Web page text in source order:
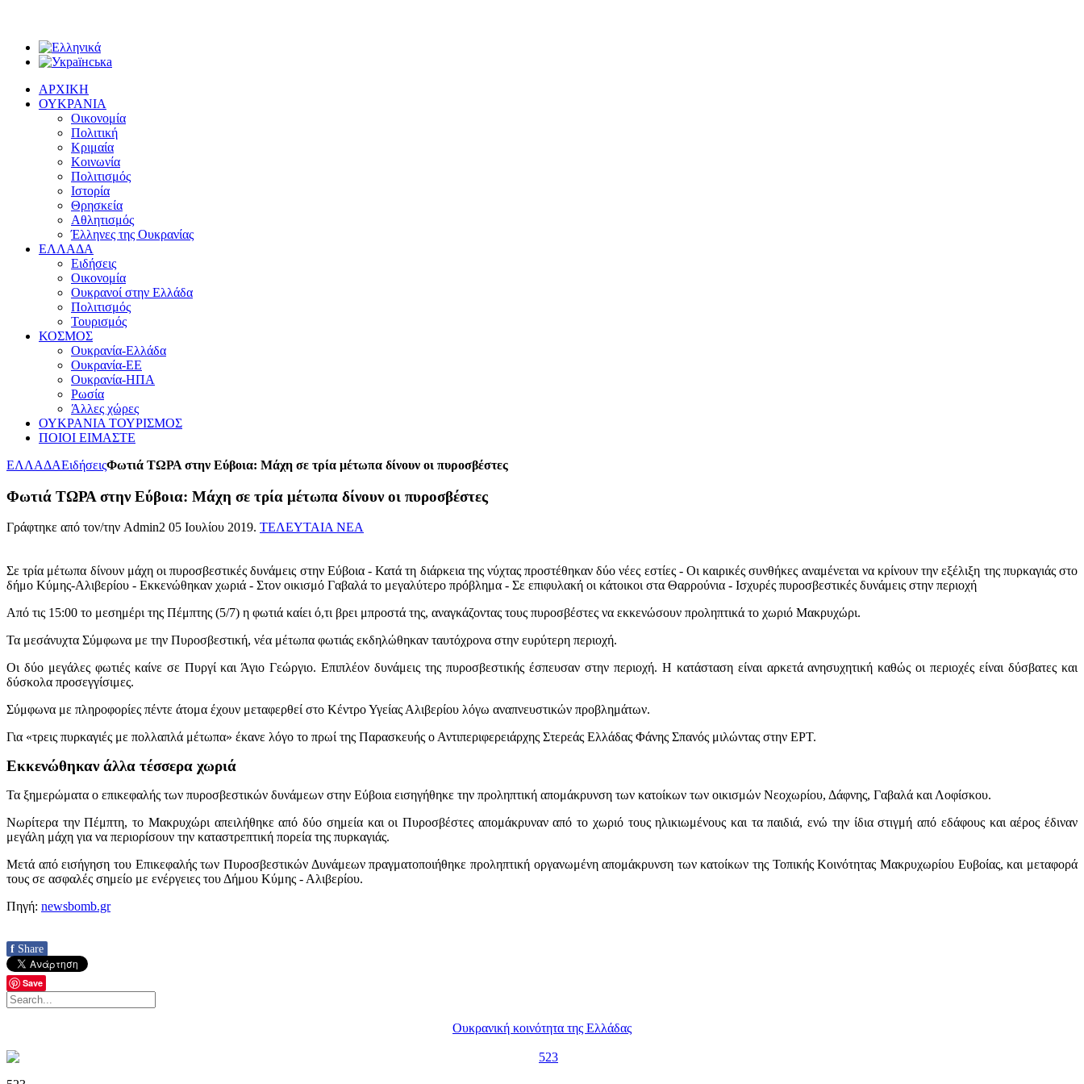
ΑΡΧΙΚΗ
ΟΥΚΡΑΝΙΑ
Οικονομία
Πολιτική
Κριμαία
Κοινωνία
Πολιτισμός
Ιστορία
Θρησκεία
Αθλητισμός
Έλληνες της Ουκρανίας
ΕΛΛΑΔΑ
Ειδήσεις
Οικονομία
Ουκρανοί στην Ελλάδα
Πολιτισμός
Τουρισμός
ΚΟΣΜΟΣ
Ουκρανία-Ελλάδα
Ουκρανία-ΕΕ
Ουκρανία-ΗΠΑ
Ρωσία
Άλλες χώρες
ΟΥΚΡΑΝΙΑ ΤΟΥΡΙΣΜΟΣ
ΠΟΙΟΙ ΕΙΜΑΣΤΕ
ΕΛΛΑΔΑΕιδήσειςΦωτιά ΤΩΡΑ στην Εύβοια: Μάχη σε τρία μέτωπα δίνουν οι πυροσβέστες
Φωτιά ΤΩΡΑ στην Εύβοια: Μάχη σε τρία μέτωπα δίνουν οι πυροσβέστες
Γράφτηκε από τον/την Admin2 05 Ιουλίου 2019. ΤΕΛΕΥΤΑΙΑ ΝΕΑ
Σε τρία μέτωπα δίνουν μάχη οι πυροσβεστικές δυνάμεις στην Εύβοια - Κατά τη διάρκεια της νύχτας προστέθηκαν δύο νέες εστίες - Οι καιρικές συνθήκες αναμένεται να κρίνουν την εξέλιξη της πυρκαγιάς στο
δήμο Κύμης-Αλιβερίου - Εκκενώθηκαν χωριά - Στον οικισμό Γαβαλά το μεγαλύτερο πρόβλημα - Σε επιφυλακή οι κάτοικοι στα Θαρρούνια - Ισχυρές πυροσβεστικές δυνάμεις στην περιοχή
Από τις 15:00 το μεσημέρι της Πέμπτης (5/7) η φωτιά καίει ό,τι βρει μπροστά της, αναγκάζοντας τους πυροσβέστες να εκκενώσουν προληπτικά το χωριό Μακρυχώρι.
Τα μεσάνυχτα Σύμφωνα με την Πυροσβεστική, νέα μέτωπα φωτιάς εκδηλώθηκαν ταυτόχρονα στην ευρύτερη περιοχή.
Οι δύο μεγάλες φωτιές καίνε σε Πυργί και Άγιο Γεώργιο. Επιπλέον δυνάμεις της πυροσβεστικής έσπευσαν στην περιοχή. Η κατάσταση είναι αρκετά ανησυχητική καθώς οι περιοχές είναι δύσβατες και
δύσκολα προσεγγίσιμες.
Σύμφωνα με πληροφορίες πέντε άτομα έχουν μεταφερθεί στο Κέντρο Υγείας Αλιβερίου λόγω αναπνευστικών προβλημάτων.
Για «τρεις πυρκαγιές με πολλαπλά μέτωπα» έκανε λόγο το πρωί της Παρασκευής ο Αντιπεριφερειάρχης Στερεάς Ελλάδας Φάνης Σπανός μιλώντας στην ΕΡΤ.
Εκκενώθηκαν άλλα τέσσερα χωριά
Τα ξημερώματα ο επικεφαλής των πυροσβεστικών δυνάμεων στην Εύβοια εισηγήθηκε την προληπτική απομάκρυνση των κατοίκων των οικισμών Νεοχωρίου, Δάφνης, Γαβαλά και Λοφίσκου.
Νωρίτερα την Πέμπτη, το Μακρυχώρι απειλήθηκε από δύο σημεία και οι Πυροσβέστες απομάκρυναν από το χωριό τους ηλικιωμένους και τα παιδιά, ενώ την ίδια στιγμή από εδάφους και αέρος έδιναν
μεγάλη μάχη για να περιορίσουν την καταστρεπτική πορεία της πυρκαγιάς.
Μετά από εισήγηση του Επικεφαλής των Πυροσβεστικών Δυνάμεων πραγματοποιήθηκε προληπτική οργανωμένη απομάκρυνση των κατοίκων της Τοπικής Κοινότητας Μακρυχωρίου Ευβοίας, και μεταφορά
τους σε ασφαλές σημείο με ενέργειες του Δήμου Κύμης - Αλιβερίου.
Πηγή: newsbomb.gr
f Share
Save
Ουκρανική κοινότητα της Ελλάδας